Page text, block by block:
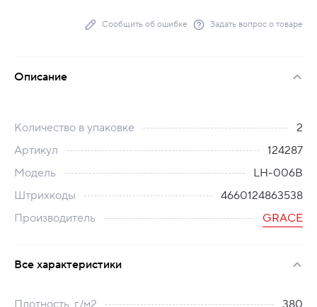
Сообщить об ошибке Задать вопрос о товаре
Описание
Количество в упаковке
2
Артикул
124287
Модель
LH-006B
Штрихкоды
4660124863538
Производитель
GRACE
Все характеристики
Плотность, г/м2
380